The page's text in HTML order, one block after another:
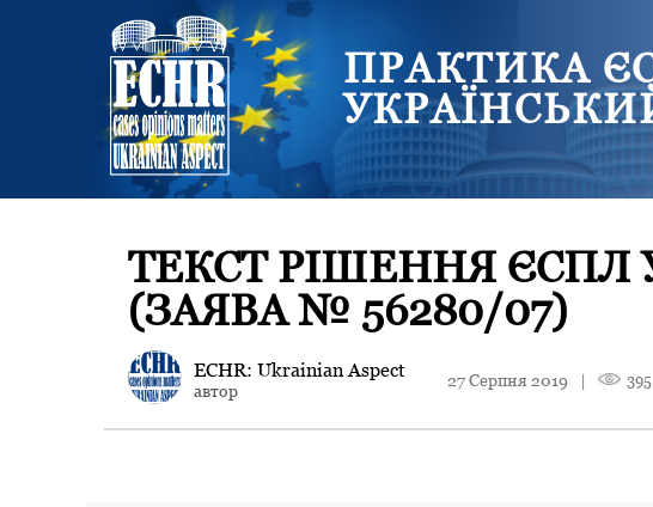
ПРАКТИКА
ТЕКСТ РІШЕННЯ ЄСПЛ
(ЗАЯВА № 56280/07)
ECHR: Ukrainian Aspect
автор
27 Серпня 2019 | 395